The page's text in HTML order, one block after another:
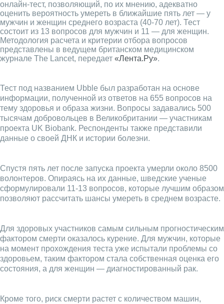
онлайн-тест, позволяющий, по их мнению, адекватно
оценить вероятность умереть в ближайшие пять лет — у
мужчин и женщин среднего возраста (40-70 лет). Тест
состоит из 13 вопросов для мужчин и 11 — для женщин.
Методология расчета и критерии отбора вопросов
представлены в ведущем британском медицинском
журнале The Lancet, передает «Лента.Ру».
Тест под названием Ubble был разработан на основе
информации, полученной из ответов на 655 вопросов на
тему здоровья и образа жизни. Вопросы задавались 500
тысячам добровольцев в Великобритании — участникам
проекта UK Biobank. Респонденты также представили
данные о своей ДНК и истории болезни.
Спустя пять лет после запуска проекта умерли около 8500
волонтеров. Опираясь на их данные, шведские ученые
сформулировали 11-13 вопросов, которые лучшим образом
позволяют рассчитать шансы умереть в среднем возрасте.
Для здоровых участников самым сильным прогностическим
фактором смерти оказалось курение. Для мужчин, которые
на момент прохождения теста уже испытали проблемы со
здоровьем, таким фактором стала собственная оценка его
состояния, а для женщин — диагностированный рак.
Кроме того, риск смерти растет с количеством машин,